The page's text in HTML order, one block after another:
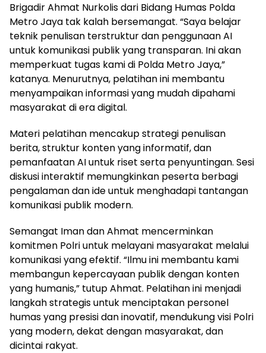
Brigadir Ahmat Nurkolis dari Bidang Humas Polda
Metro Jaya tak kalah bersemangat. “Saya belajar
teknik penulisan terstruktur dan penggunaan AI
untuk komunikasi publik yang transparan. Ini akan
memperkuat tugas kami di Polda Metro Jaya,”
katanya. Menurutnya, pelatihan ini membantu
menyampaikan informasi yang mudah dipahami
masyarakat di era digital.
Materi pelatihan mencakup strategi penulisan
berita, struktur konten yang informatif, dan
pemanfaatan AI untuk riset serta penyuntingan. Sesi
diskusi interaktif memungkinkan peserta berbagi
pengalaman dan ide untuk menghadapi tantangan
komunikasi publik modern.
Semangat Iman dan Ahmat mencerminkan
komitmen Polri untuk melayani masyarakat melalui
komunikasi yang efektif. “Ilmu ini membantu kami
membangun kepercayaan publik dengan konten
yang humanis,” tutup Ahmat. Pelatihan ini menjadi
langkah strategis untuk menciptakan personel
humas yang presisi dan inovatif, mendukung visi Polri
yang modern, dekat dengan masyarakat, dan
dicintai rakyat.